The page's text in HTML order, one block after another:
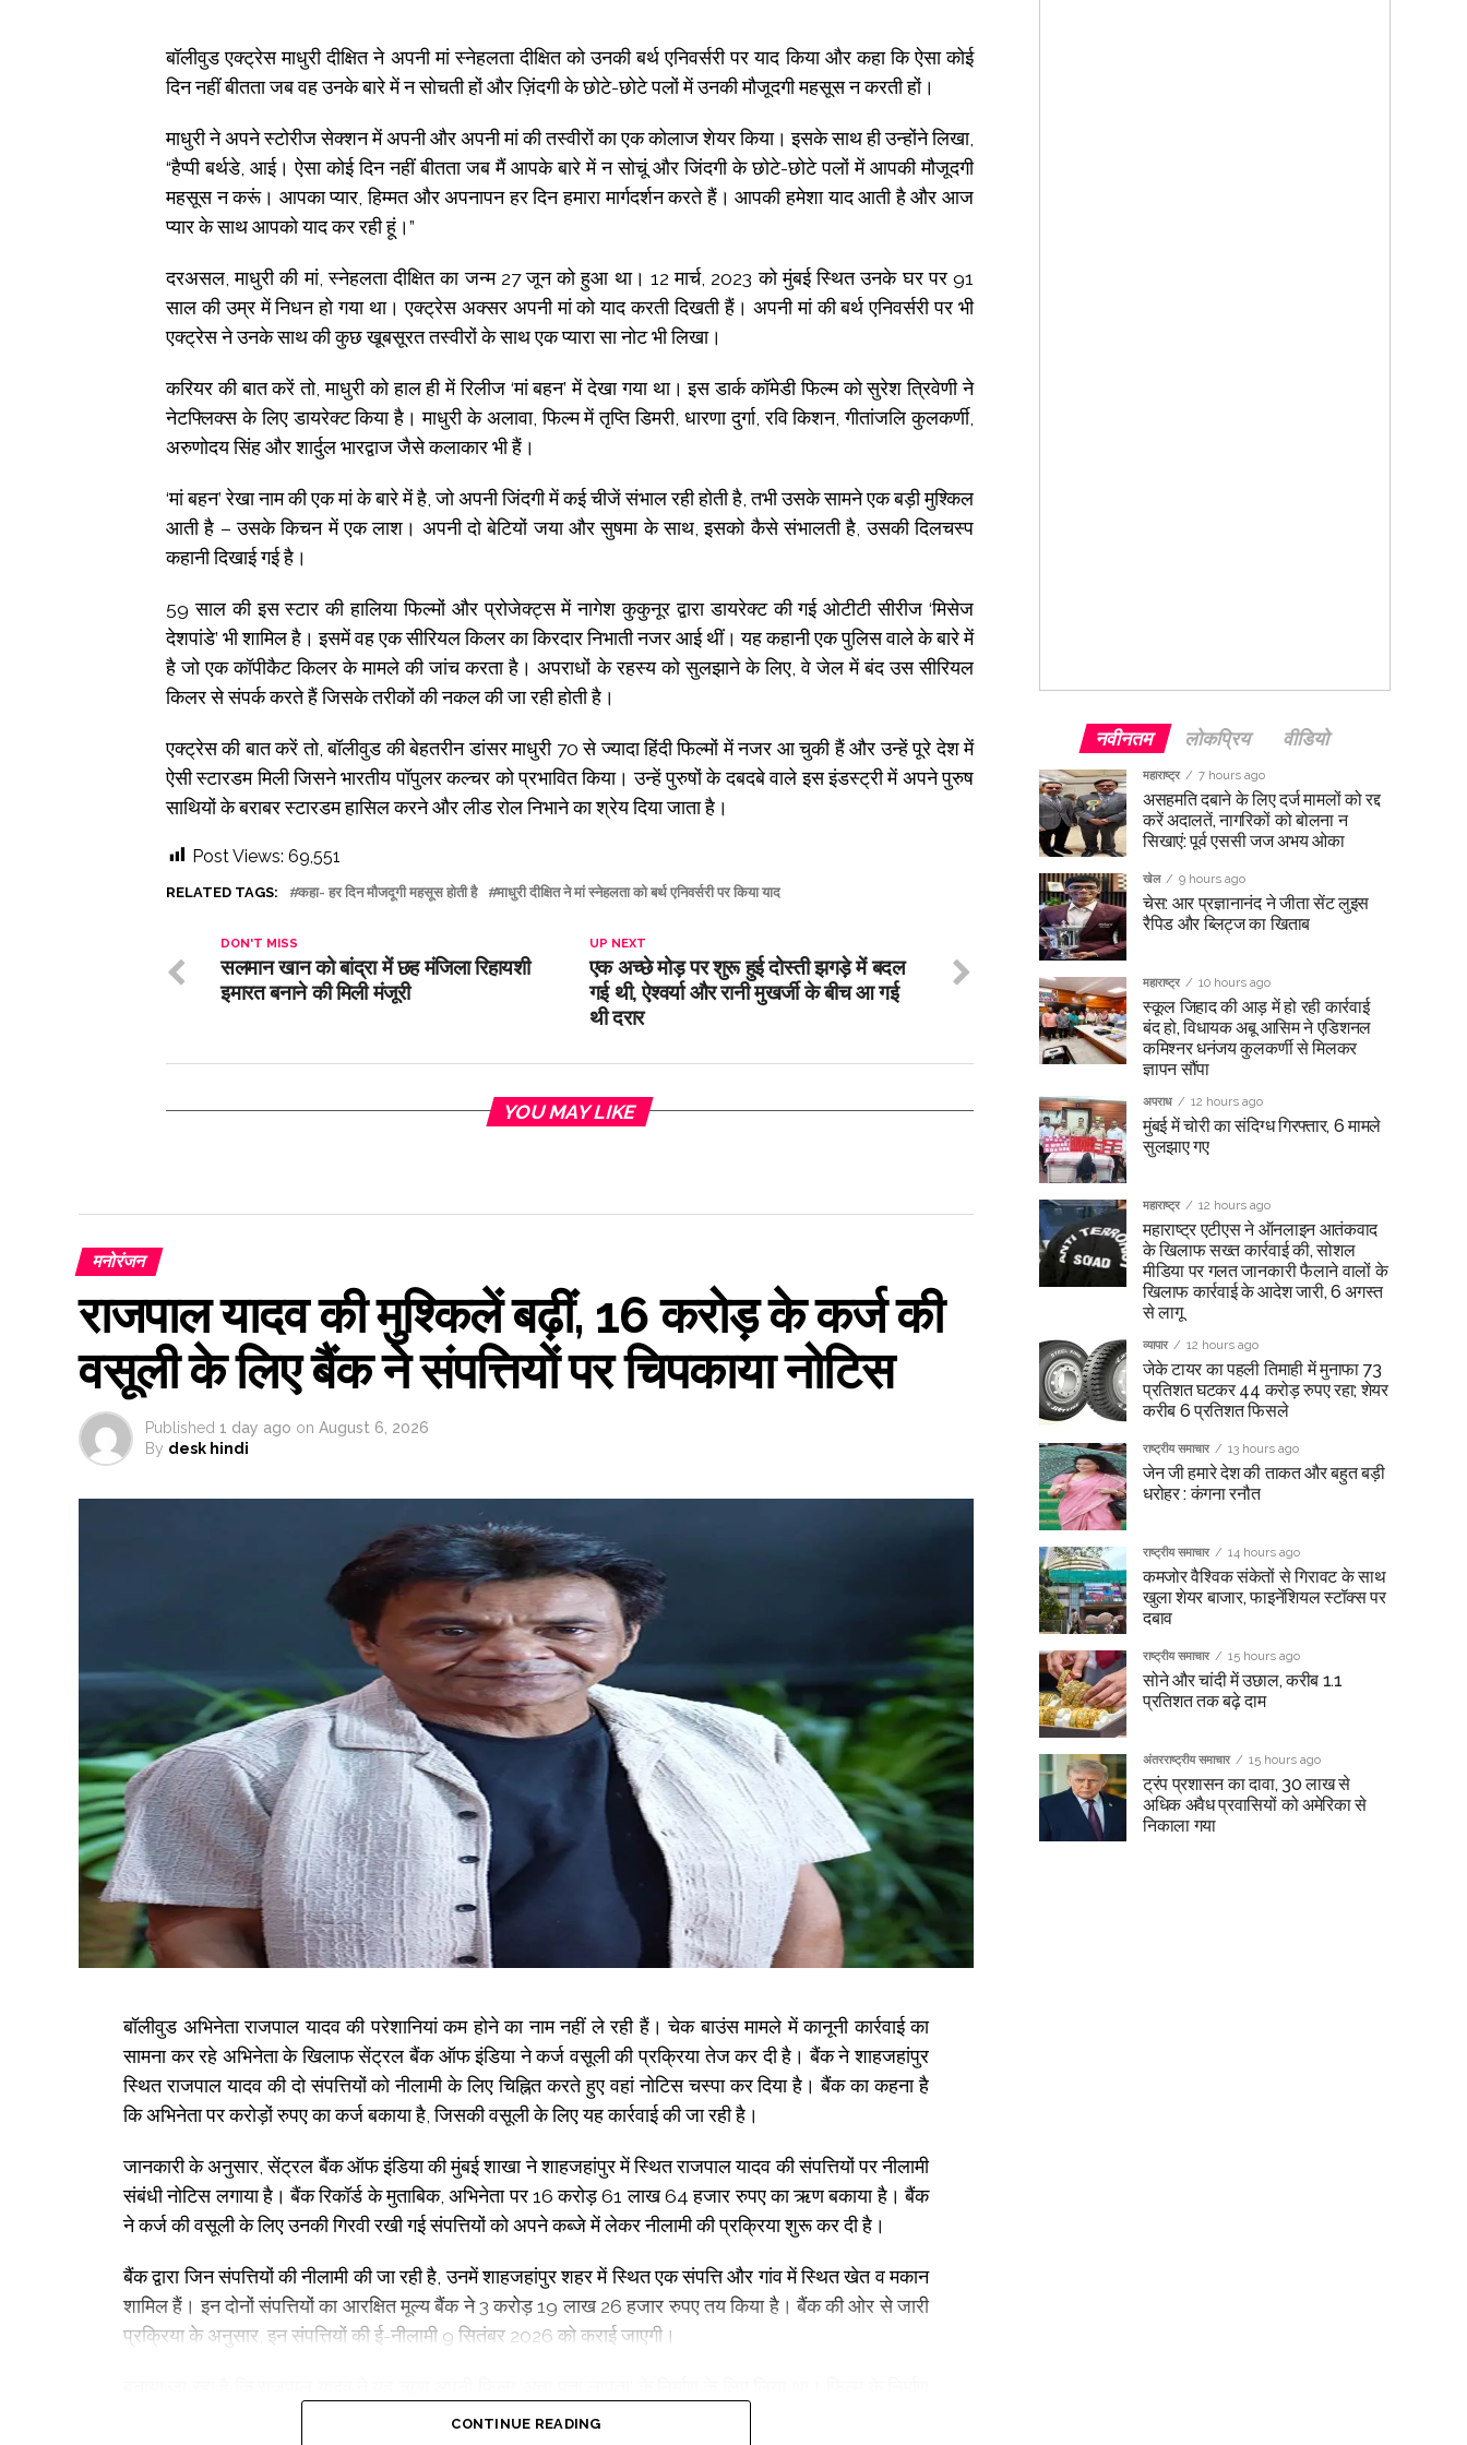
बॉलीवुड एक्ट्रेस माधुरी दीक्षित ने अपनी मां स्नेहलता दीक्षित को उनकी बर्थ एनिवर्सरी पर याद किया और कहा कि ऐसा कोई
दिन नहीं बीतता जब वह उनके बारे में न सोचती हों और ज़िंदगी के छोटे-छोटे पलों में उनकी मौजूदगी महसूस न करती हों।
माधुरी ने अपने स्टोरीज सेक्शन में अपनी और अपनी मां की तस्वीरों का एक कोलाज शेयर किया। इसके साथ ही उन्होंने लिखा,
“हैप्पी बर्थडे, आई। ऐसा कोई दिन नहीं बीतता जब मैं आपके बारे में न सोचूं और जिंदगी के छोटे-छोटे पलों में आपकी मौजूदगी
महसूस न करूं। आपका प्यार, हिम्मत और अपनापन हर दिन हमारा मार्गदर्शन करते हैं। आपकी हमेशा याद आती है और आज
प्यार के साथ आपको याद कर रही हूं।”
दरअसल, माधुरी की मां, स्नेहलता दीक्षित का जन्म 27 जून को हुआ था। 12 मार्च, 2023 को मुंबई स्थित उनके घर पर 91
साल की उम्र में निधन हो गया था। एक्ट्रेस अक्सर अपनी मां को याद करती दिखती हैं। अपनी मां की बर्थ एनिवर्सरी पर भी
एक्ट्रेस ने उनके साथ की कुछ खूबसूरत तस्वीरों के साथ एक प्यारा सा नोट भी लिखा।
करियर की बात करें तो, माधुरी को हाल ही में रिलीज ‘मां बहन’ में देखा गया था। इस डार्क कॉमेडी फिल्म को सुरेश त्रिवेणी ने
नेटफ्लिक्स के लिए डायरेक्ट किया है। माधुरी के अलावा, फिल्म में तृप्ति डिमरी, धारणा दुर्गा, रवि किशन, गीतांजलि कुलकर्णी,
अरुणोदय सिंह और शार्दुल भारद्वाज जैसे कलाकार भी हैं।
‘मां बहन’ रेखा नाम की एक मां के बारे में है, जो अपनी जिंदगी में कई चीजें संभाल रही होती है, तभी उसके सामने एक बड़ी मुश्किल
आती है – उसके किचन में एक लाश। अपनी दो बेटियों जया और सुषमा के साथ, इसको कैसे संभालती है, उसकी दिलचस्प
कहानी दिखाई गई है।
59 साल की इस स्टार की हालिया फिल्मों और प्रोजेक्ट्स में नागेश कुकुनूर द्वारा डायरेक्ट की गई ओटीटी सीरीज ‘मिसेज
देशपांडे’ भी शामिल है। इसमें वह एक सीरियल किलर का किरदार निभाती नजर आई थीं। यह कहानी एक पुलिस वाले के बारे में
है जो एक कॉपीकैट किलर के मामले की जांच करता है। अपराधों के रहस्य को सुलझाने के लिए, वे जेल में बंद उस सीरियल
किलर से संपर्क करते हैं जिसके तरीकों की नकल की जा रही होती है।
एक्ट्रेस की बात करें तो, बॉलीवुड की बेहतरीन डांसर माधुरी 70 से ज्यादा हिंदी फिल्मों में नजर आ चुकी हैं और उन्हें पूरे देश में
ऐसी स्टारडम मिली जिसने भारतीय पॉपुलर कल्चर को प्रभावित किया। उन्हें पुरुषों के दबदबे वाले इस इंडस्ट्री में अपने पुरुष
साथियों के बराबर स्टारडम हासिल करने और लीड रोल निभाने का श्रेय दिया जाता है।
Post Views: 69,551
RELATED TAGS: कहा- हर दिन मौजदूगी महसूस होती है माधुरी दीक्षित ने मां स्नेहलता को बर्थ एनिवर्सरी पर किया याद
UP NEXT
एक अच्छे मोड़ पर शुरू हुई दोस्ती झगड़े में बदल
गई थी, ऐश्वर्या और रानी मुखर्जी के बीच आ गई
थी दरार
DON'T MISS
सलमान खान को बांद्रा में छह मंजिला रिहायशी
इमारत बनाने की मिली मंजूरी
YOU MAY LIKE
मनोरंजन
राजपाल यादव की मुश्किलें बढ़ीं, 16 करोड़ के कर्ज की
वसूली के लिए बैंक ने संपत्तियों पर चिपकाया नोटिस
Published 1 day ago on August 6, 2026
By desk hindi
बॉलीवुड अभिनेता राजपाल यादव की परेशानियां कम होने का नाम नहीं ले रही हैं। चेक बाउंस मामले में कानूनी कार्रवाई का
सामना कर रहे अभिनेता के खिलाफ सेंट्रल बैंक ऑफ इंडिया ने कर्ज वसूली की प्रक्रिया तेज कर दी है। बैंक ने शाहजहांपुर
स्थित राजपाल यादव की दो संपत्तियों को नीलामी के लिए चिह्नित करते हुए वहां नोटिस चस्पा कर दिया है। बैंक का कहना है
कि अभिनेता पर करोड़ों रुपए का कर्ज बकाया है, जिसकी वसूली के लिए यह कार्रवाई की जा रही है।
जानकारी के अनुसार, सेंट्रल बैंक ऑफ इंडिया की मुंबई शाखा ने शाहजहांपुर में स्थित राजपाल यादव की संपत्तियों पर नीलामी
संबंधी नोटिस लगाया है। बैंक रिकॉर्ड के मुताबिक, अभिनेता पर 16 करोड़ 61 लाख 64 हजार रुपए का ऋण बकाया है। बैंक
ने कर्ज की वसूली के लिए उनकी गिरवी रखी गई संपत्तियों को अपने कब्जे में लेकर नीलामी की प्रक्रिया शुरू कर दी है।
बैंक द्वारा जिन संपत्तियों की नीलामी की जा रही है, उनमें शाहजहांपुर शहर में स्थित एक संपत्ति और गांव में स्थित खेत व मकान
शामिल हैं। इन दोनों संपत्तियों का आरक्षित मूल्य बैंक ने 3 करोड़ 19 लाख 26 हजार रुपए तय किया है। बैंक की ओर से जारी
प्रक्रिया के अनुसार, इन संपत्तियों की ई-नीलामी 9 सितंबर 2026 को कराई जाएगी।
के लिए बैंक से आर्थिक मदद ली गई थी लेकिन फिल्म बॉक्स ऑफिस पर सफल नहीं हो सकी। इसके बाद ऋण की किस्तों का
CONTINUE READING
नवीनतम लोकप्रिय वीडियो
महाराष्ट्र 7 hours ago
असहमति दबाने के लिए दर्ज मामलों को रद्द
करें अदालतें, नागरिकों को बोलना न
सिखाएं: पूर्व एससी जज अभय ओका
खेल 9 hours ago
चेस: आर प्रज्ञानानंद ने जीता सेंट लुइस
रैपिड और ब्लिट्ज का खिताब
महाराष्ट्र 10 hours ago
स्कूल जिहाद की आड़ में हो रही कार्रवाई
बंद हो, विधायक अबू आसिम ने एडिशनल
कमिश्नर धनंजय कुलकर्णी से मिलकर
ज्ञापन सौंपा
अपराध 12 hours ago
मुंबई में चोरी का संदिग्ध गिरफ्तार, 6 मामले
सुलझाए गए
महाराष्ट्र 12 hours ago
महाराष्ट्र एटीएस ने ऑनलाइन आतंकवाद
के खिलाफ सख्त कार्रवाई की, सोशल
मीडिया पर गलत जानकारी फैलाने वालों के
खिलाफ कार्रवाई के आदेश जारी, 6 अगस्त
से लागू
व्यापार 12 hours ago
जेके टायर का पहली तिमाही में मुनाफा 73
प्रतिशत घटकर 44 करोड़ रुपए रहा; शेयर
करीब 6 प्रतिशत फिसले
राष्ट्रीय समाचार 13 hours ago
जेन जी हमारे देश की ताकत और बहुत बड़ी
धरोहर : कंगना रनौत
राष्ट्रीय समाचार 14 hours ago
कमजोर वैश्विक संकेतों से गिरावट के साथ
खुला शेयर बाजार, फाइनेंशियल स्टॉक्स पर
दबाव
राष्ट्रीय समाचार 15 hours ago
सोने और चांदी में उछाल, करीब 1.1
प्रतिशत तक बढ़े दाम
अंतरराष्ट्रीय समाचार 15 hours ago
ट्रंप प्रशासन का दावा, 30 लाख से
अधिक अवैध प्रवासियों को अमेरिका से
निकाला गया